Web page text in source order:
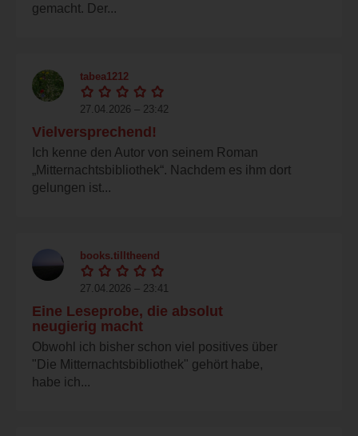
gemacht. Der...
tabea1212
27.04.2026 – 23:42
Vielversprechend!
Ich kenne den Autor von seinem Roman
„Mitternachtsbibliothek“. Nachdem es ihm dort
gelungen ist...
books.tilltheend
27.04.2026 – 23:41
Eine Leseprobe, die absolut
neugierig macht
Obwohl ich bisher schon viel positives über
"Die Mitternachtsbibliothek" gehört habe,
habe ich...